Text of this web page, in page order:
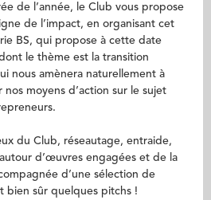
de l’année, le Club vous propose
de l’impact, en organisant cet
BS, qui propose à cette date
le thème est la transition
nous amènera naturellement à
moyens d’action sur le sujet
du Club, réseautage, entraide,
d’œuvres engagées et de la
d’une sélection de
bien sûr quelques pitchs !